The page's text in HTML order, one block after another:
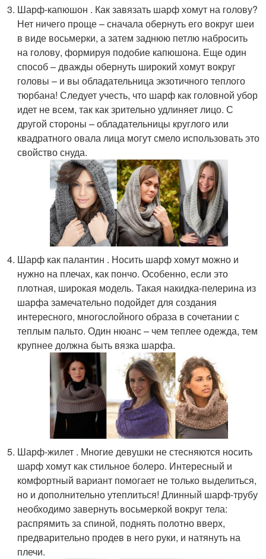
Шарф-капюшон . Как завязать шарф хомут на голову?
Нет ничего проще – сначала обернуть его вокруг шеи
в виде восьмерки, а затем заднюю петлю набросить
на голову, формируя подобие капюшона. Еще один
способ – дважды обернуть широкий хомут вокруг
головы – и вы обладательница экзотичного теплого
тюрбана! Следует учесть, что шарф как головной убор
идет не всем, так как зрительно удлиняет лицо. С
другой стороны – обладательницы круглого или
квадратного овала лица могут смело использовать это
свойство снуда.
Шарф как палантин . Носить шарф хомут можно и
нужно на плечах, как пончо. Особенно, если это
плотная, широкая модель. Такая накидка-пелерина из
шарфа замечательно подойдет для создания
интересного, многослойного образа в сочетании с
теплым пальто. Один нюанс – чем теплее одежда, тем
крупнее должна быть вязка шарфа.
Шарф-жилет . Многие девушки не стесняются носить
шарф хомут как стильное болеро. Интересный и
комфортный вариант помогает не только выделиться,
но и дополнительно утеплиться! Длинный шарф-трубу
необходимо завернуть восьмеркой вокруг тела:
распрямить за спиной, поднять полотно вверх,
предварительно продев в него руки, и натянуть на
плечи.